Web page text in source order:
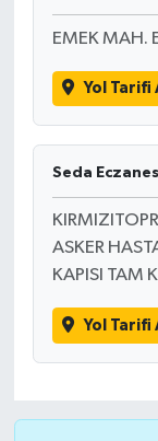
EMEK MAH.
Yol Tarifi
Seda
ASKER
KAPISI TAM
Yol Tarifi